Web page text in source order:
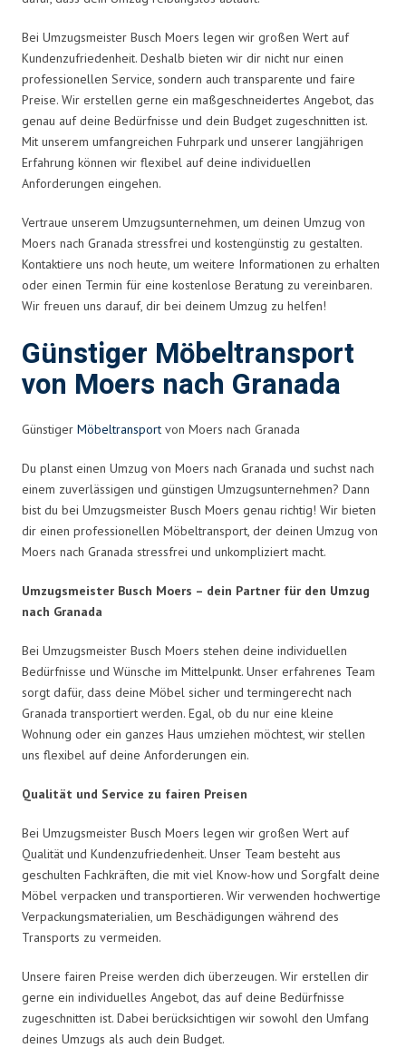
Bei Umzugsmeister Busch Moers legen wir großen Wert auf
Kundenzufriedenheit. Deshalb bieten wir dir nicht nur einen
professionellen Service, sondern auch transparente und faire
Preise. Wir erstellen gerne ein maßgeschneidertes Angebot, das
genau auf deine Bedürfnisse und dein Budget zugeschnitten ist.
Mit unserem umfangreichen Fuhrpark und unserer langjährigen
Erfahrung können wir flexibel auf deine individuellen
Anforderungen eingehen.
Vertraue unserem Umzugsunternehmen, um deinen Umzug von
Moers nach Granada stressfrei und kostengünstig zu gestalten.
Kontaktiere uns noch heute, um weitere Informationen zu erhalten
oder einen Termin für eine kostenlose Beratung zu vereinbaren.
Wir freuen uns darauf, dir bei deinem Umzug zu helfen!
Günstiger Möbeltransport
von Moers nach Granada
Günstiger Möbeltransport von Moers nach Granada
Du planst einen Umzug von Moers nach Granada und suchst nach
einem zuverlässigen und günstigen Umzugsunternehmen? Dann
bist du bei Umzugsmeister Busch Moers genau richtig! Wir bieten
dir einen professionellen Möbeltransport, der deinen Umzug von
Moers nach Granada stressfrei und unkompliziert macht.
Umzugsmeister Busch Moers – dein Partner für den Umzug
nach Granada
Bei Umzugsmeister Busch Moers stehen deine individuellen
Bedürfnisse und Wünsche im Mittelpunkt. Unser erfahrenes Team
sorgt dafür, dass deine Möbel sicher und termingerecht nach
Granada transportiert werden. Egal, ob du nur eine kleine
Wohnung oder ein ganzes Haus umziehen möchtest, wir stellen
uns flexibel auf deine Anforderungen ein.
Qualität und Service zu fairen Preisen
Bei Umzugsmeister Busch Moers legen wir großen Wert auf
Qualität und Kundenzufriedenheit. Unser Team besteht aus
geschulten Fachkräften, die mit viel Know-how und Sorgfalt deine
Möbel verpacken und transportieren. Wir verwenden hochwertige
Verpackungsmaterialien, um Beschädigungen während des
Transports zu vermeiden.
Unsere fairen Preise werden dich überzeugen. Wir erstellen dir
gerne ein individuelles Angebot, das auf deine Bedürfnisse
zugeschnitten ist. Dabei berücksichtigen wir sowohl den Umfang
deines Umzugs als auch dein Budget.